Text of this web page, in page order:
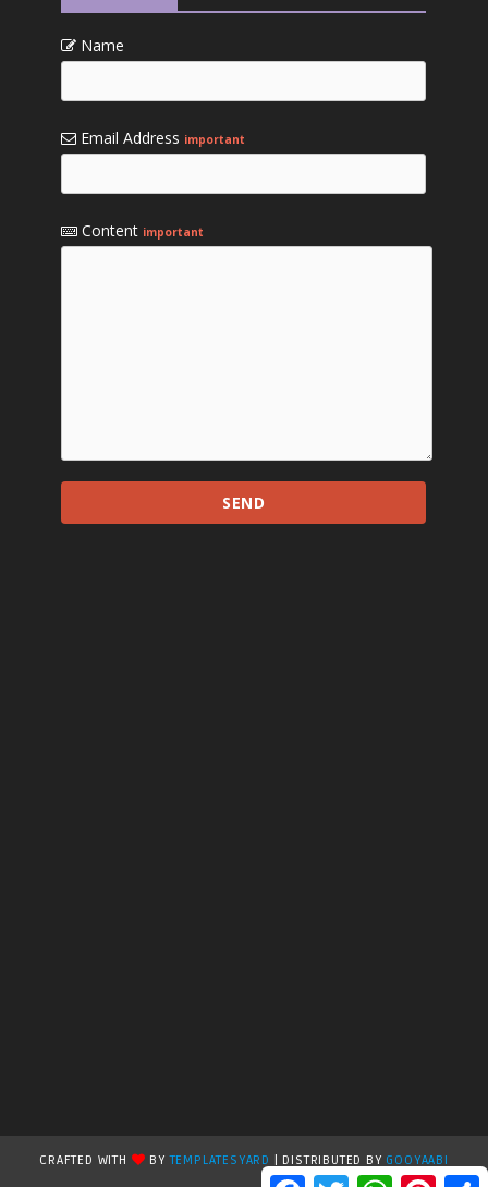
Name
Email Address important
Content important
CRAFTED WITH BYTEMPLATESYARD | DISTRIBUTED BY GOOYAABI